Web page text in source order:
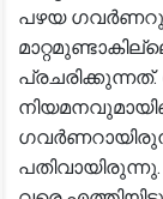
പഴയ